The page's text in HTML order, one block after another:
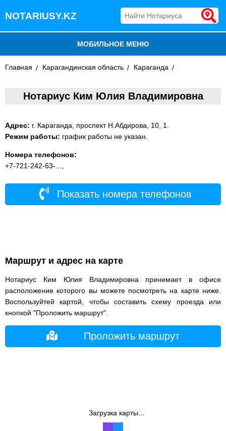
NOTARIUSY.KZ
МОБИЛЬНОЕ МЕНЮ
БЛОГ
ДОБАВИТЬ КОМПАНИЮ
Главная Карагандинская область Караганда
Нотариус Ким Юлия Владимировна
Адрес: г. Караганда, проспект Н.Абдирова, 10, 1.
Режим работы: график работы не указан.
Номера телефонов:
+7-721-242-63-...,
Показать номера телефонов
Маршрут и адрес на карте
Нотариус Ким Юлия Владимировна принимает в офисе
расположение которого вы можете посмотреть на карте ниже.
Воспользуйтей картой, чтобы составить схему проезда или
кнопкой "Проложить маршрут".
Проложить маршрут
Загрузка карты...